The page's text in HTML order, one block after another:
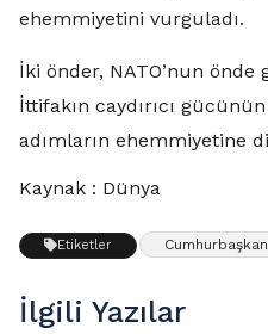
ehemmiyetini vurguladı.
İki önder, NATO’nun
İttifakın caydırıcı
adımların ehemmiyetine
Kaynak : Dünya
Etiketler
İlgili Yazılar